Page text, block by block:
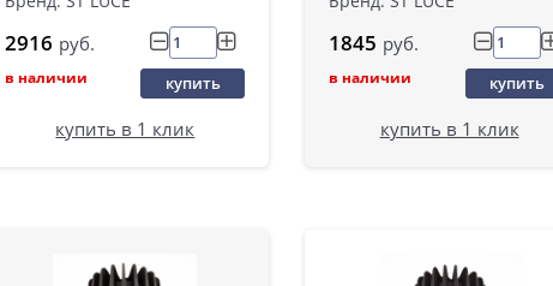
2916 руб.
в наличии купить
купить в 1 клик
1845 руб.
в наличии купить
купить в 1 клик